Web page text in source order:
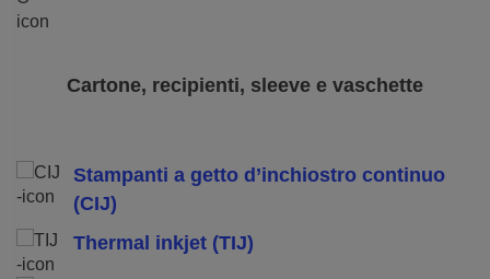
Cartone, recipienti, sleeve e vaschette
Stampanti a getto d’inchiostro continuo
(CIJ)
Thermal inkjet (TIJ)